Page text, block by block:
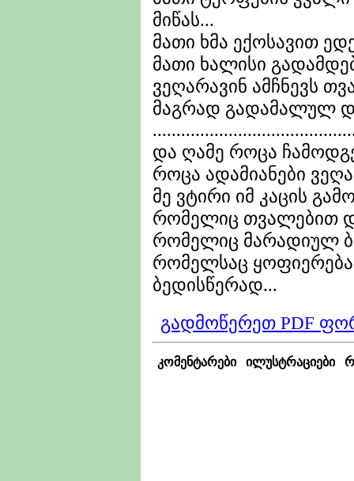
მიწას...
მათი ხმა ექოსავით
მათი ხალისი
ვეღარავინ ამჩნევს
მაგრად გადამალულ
და ღამე როცა
როცა ადამიანები
მე ვტირი იმ კაცის
რომელიც თვალებით
რომელიც მარადიულ
რომელსაც
ბედისწერად...
გადმოწერეთ PDF
კომენტარები ილუსტრაციები